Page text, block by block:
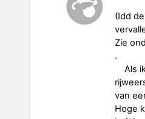
(Idd
Zie
Als
van
Hoge